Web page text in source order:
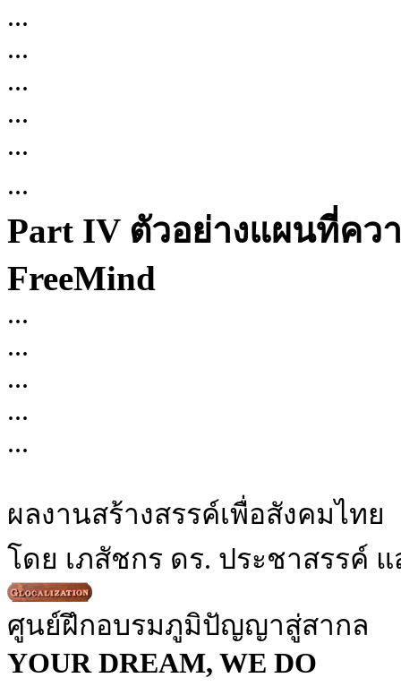
...
...
...
...
...
...
Part IV ตัวอย่างแผนที่คว
FreeMind
...
...
...
...
...
ผลงานสร้างสรรค์เพื่อสังคมไทย
โดย เภสัชกร ดร. ประชาสรรค์
ศูนย์ฝึกอบรมภูมิปัญญาสู่สากล
YOUR DREAM, WE DO